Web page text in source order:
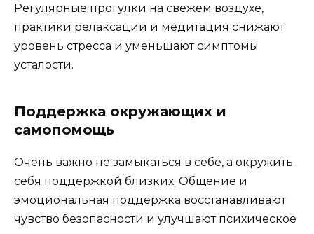
Регулярные прогулки на свежем воздухе,
практики релаксации и медитация снижают
уровень стресса и уменьшают симптомы
усталости.
Поддержка окружающих и
самопомощь
Очень важно не замыкаться в себе, а окружить
себя поддержкой близких. Общение и
эмоциональная поддержка восстанавливают
чувство безопасности и улучшают психическое